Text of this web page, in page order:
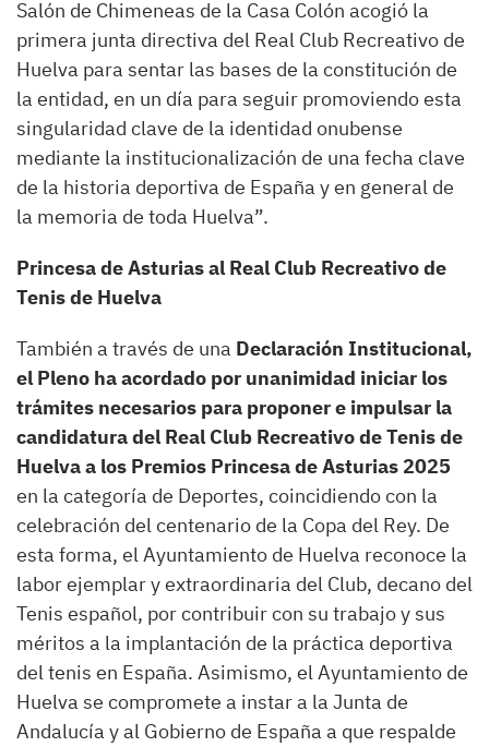
Salón de Chimeneas de la Casa Colón acogió la
primera junta directiva del Real Club Recreativo de
Huelva para sentar las bases de la constitución de
la entidad, en un día para seguir promoviendo esta
singularidad clave de la identidad onubense
mediante la institucionalización de una fecha clave
de la historia deportiva de España y en general de
la memoria de toda Huelva”.
Princesa de Asturias al Real Club Recreativo de
Tenis de Huelva
También a través de una Declaración Institucional,
el Pleno ha acordado por unanimidad iniciar los
trámites necesarios para proponer e impulsar la
candidatura del Real Club Recreativo de Tenis de
Huelva a los Premios Princesa de Asturias 2025
en la categoría de Deportes, coincidiendo con la
celebración del centenario de la Copa del Rey. De
esta forma, el Ayuntamiento de Huelva reconoce la
labor ejemplar y extraordinaria del Club, decano del
Tenis español, por contribuir con su trabajo y sus
méritos a la implantación de la práctica deportiva
del tenis en España. Asimismo, el Ayuntamiento de
Huelva se compromete a instar a la Junta de
Andalucía y al Gobierno de España a que respalde